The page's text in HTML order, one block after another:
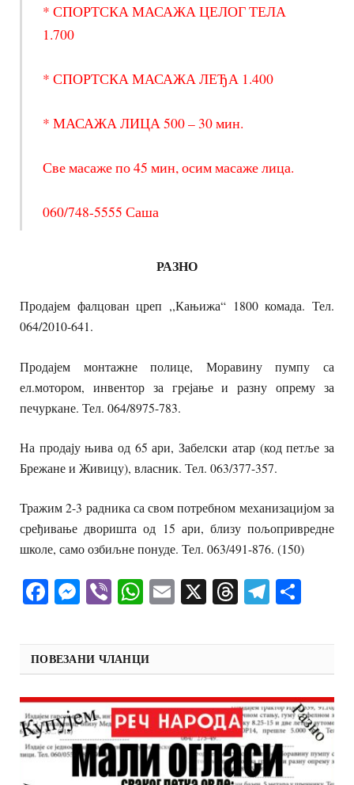
* СПОРТСКА МАСАЖА ЦЕЛОГ ТЕЛА
1.700
* СПОРТСКА МАСАЖА ЛЕЂА 1.400
* МАСАЖА ЛИЦА 500 – 30 мин.
Све масаже по 45 мин, осим масаже лица.
060/748-5555 Саша
РАЗНО
Продајем фалцован цреп ,,Кањижа“ 1800 комада. Тел.
064/2010-641.
Продајем монтажне полице, Моравину пумпу са
ел.мотором, инвентор за грејање и разну опрему за
печуркане. Тел. 064/8975-783.
На продају њива од 65 ари, Забелски атар (код петље за
Брежане и Живицу), власник. Тел. 063/377-357.
Тражим 2-3 радника са свом потребном механизацијом за
сређивање дворишта од 15 ари, близу пољопривредне
школе, само озбиљне понуде. Тел. 063/491-876. (150)
Facebook
Messenger
ViberWhatsApp
Email
X Threads
ПОВЕЗАНИ ЧЛАНЦИ